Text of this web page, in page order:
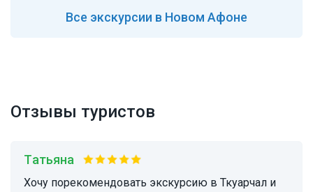
Все экскурсии в Новом Афоне
Отзывы туристов
Татьяна
Хочу порекомендовать экскурсию в Ткуарчал и